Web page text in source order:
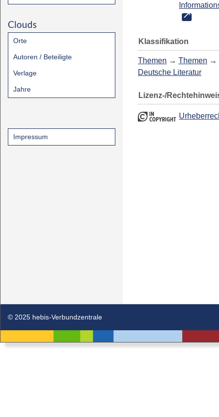
Clouds
Orte
Autoren / Beteiligte
Verlage
Jahre
Impressum
Klassifikation
Themen → Themen →
Deutsche Literatur
Lizenz-/
© 2025 hebis-Verbundzentrale